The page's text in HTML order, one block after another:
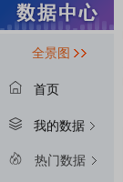
全景图
首页
我的数据
热门数据